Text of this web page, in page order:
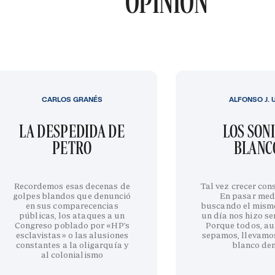
LA DESPEDIDA DE
PETRO
Recordemos esas decenas de
golpes blandos que denunció
en sus comparecencias
públicas, los ataques a un
Congreso poblado por «HP’s
esclavistas» o las alusiones
constantes a la oligarquía y
al colonialismo
CARLOS GRANÉS
LOS
Tal vez crecer
En pasar
buscando el
un día nos hizo
Porque todos,
sepamos,
blanco
ALFONSO J.